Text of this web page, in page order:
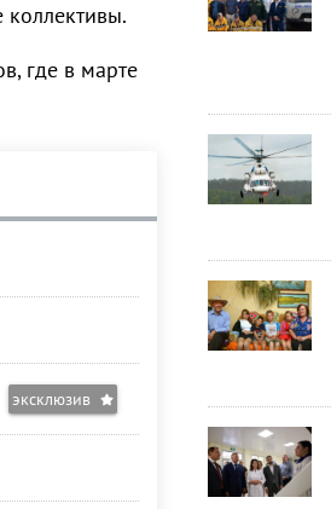
коллективы.
где в марте
эксклюзив